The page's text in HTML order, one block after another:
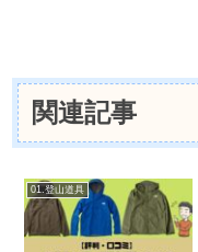
関連記事
01.登山道具